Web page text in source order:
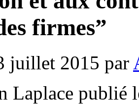
firmes”
juillet 2015 par
Laplace publié